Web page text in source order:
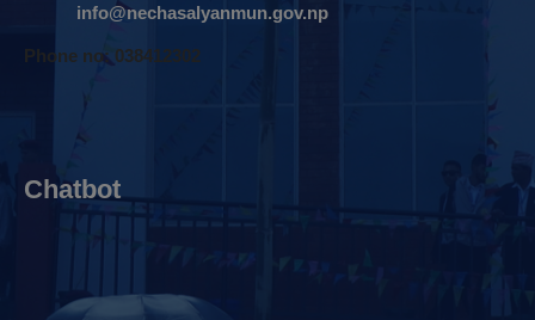
info@nechasalyanmun.gov.np
Phone no: 038412302
Chatbot